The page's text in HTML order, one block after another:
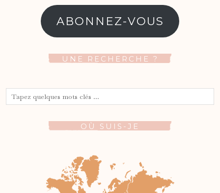
ABONNEZ-VOUS
UNE RECHERCHE ?
OÙ SUIS-JE